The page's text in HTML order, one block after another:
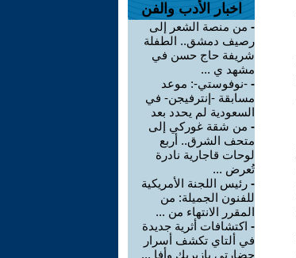
اخبار الأدب والفن
- من منصة الشعر إلى
رصيف دمشق.. الطفلة
شريفة حاج حسن في
مشهد ي ...
- -نوفوستي-: موعد
مسابقة -إنترفيجن- في
السعودية لم يحدد بعد
- من شقة غوركي إلى
متحف الشرق.. أربع
لوحات قاجارية نادرة
تُعرض ...
- رئيس اللجنة الأمريكية
للفنون الجميلة: من
المقرر الانتهاء من ...
- اكتشافات أثرية جديدة
في ألتاي تكشف أسرار
حضارتي بازيريك وأفا ...